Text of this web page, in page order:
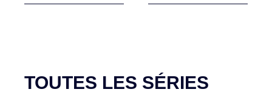
TOUTES LES SÉRIES